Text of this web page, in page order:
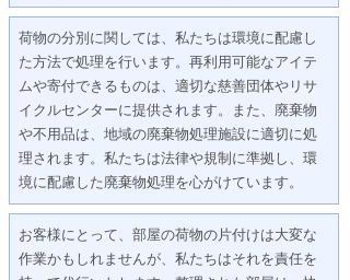
荷物の分別に関しては、私たちは環境に配慮し
た方法で処理を行います。再利用可能なアイテ
ムや寄付できるものは、適切な慈善団体やリサ
イクルセンターに提供されます。また、廃棄物
や不用品は、地域の廃棄物処理施設に適切に処
理されます。私たちは法律や規制に準拠し、環
境に配慮した廃棄物処理を心がけています。
お客様にとって、部屋の荷物の片付けは大変な
作業かもしれませんが、私たちはそれを責任を